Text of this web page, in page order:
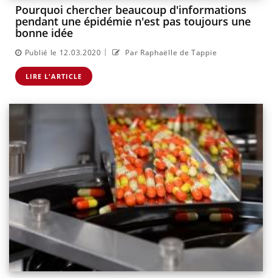
Pourquoi chercher beaucoup d'informations
pendant une épidémie n'est pas toujours une
bonne idée
Publié le 12.03.2020 | Par Raphaëlle de Tappie
LIRE L'ARTICLE